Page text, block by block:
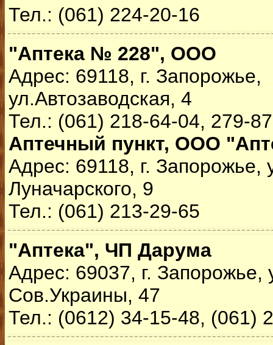
Тел.: (061) 224-20-16
"Аптека № 228", ООО
Адрес: 69118, г. Запорожье,
ул.Автозаводская, 4
Тел.: (061) 218-64-04, 279-
Аптечный пункт, ООО
Адрес: 69118, г. Запорожье,
Луначарского, 9
Тел.: (061) 213-29-65
"Аптека", ЧП Дарума
Адрес: 69037, г. Запорожье,
Сов.Украины, 47
Тел.: (0612) 34-15-48, (061)